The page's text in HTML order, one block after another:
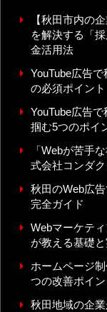
【秋田市内の
を解決する「
金活用法
YouTube広告
の必須ポイント
YouTube広告
掴む5つのポイ
「Webが苦手
式会社コンダ
秋田のWeb広
完全ガイド
Webマーケテ
が教える基礎
ホームページ
つの改善ポイン
秋田地域の企